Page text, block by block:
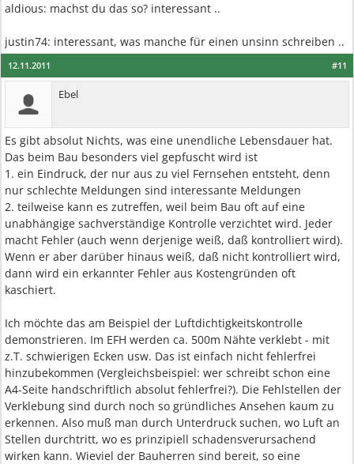
aldious: machst du das so? interessant ..
justin74: interessant, was manche für einen unsinn schreiben ..
#11
12.11.2011
Ebel
Es gibt absolut Nichts, was eine unendliche Lebensdauer hat.
Das beim Bau besonders viel gepfuscht wird ist
1. ein Eindruck, der nur aus zu viel Fernsehen entsteht, denn
nur schlechte Meldungen sind interessante Meldungen
2. teilweise kann es zutreffen, weil beim Bau oft auf eine
unabhängige sachverständige Kontrolle verzichtet wird. Jeder
macht Fehler (auch wenn derjenige weiß, daß kontrolliert wird).
Wenn er aber darüber hinaus weiß, daß nicht kontrolliert wird,
dann wird ein erkannter Fehler aus Kostengründen oft
kaschiert.
Ich möchte das am Beispiel der Luftdichtigkeitskontrolle
demonstrieren. Im EFH werden ca. 500m Nähte verklebt - mit
z.T. schwierigen Ecken usw. Das ist einfach nicht fehlerfrei
hinzubekommen (Vergleichsbeispiel: wer schreibt schon eine
A4-Seite handschriftlich absolut fehlerfrei?). Die Fehlstellen der
Verklebung sind durch noch so gründliches Ansehen kaum zu
erkennen. Also muß man durch Unterdruck suchen, wo Luft an
Stellen durchtritt, wo es prinzipiell schadensverursachend
wirken kann. Wieviel der Bauherren sind bereit, so eine